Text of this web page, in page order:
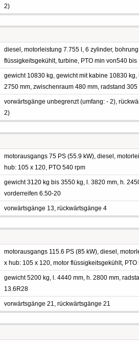
2)
diesel, motorleistung 7.755 l, 6 zylinder,
flüssigkeitsgekühlt, turbine, PTO min von540
gewicht 10830 kg, gewicht mit kabine 10830 kg,
2750 mm, zwischenraum 480 mm, radstand
vorwärtsgänge unbegrenzt (umfang: - 2),
2)
motorausgangs 75 PS (55.9 kW), diesel,
hub: 105 x 120, PTO 540 rpm
gewicht 3120 kg bis 3550 kg, l. 3820 mm, h.
vorderreifen 6.50-20
vorwärtsgänge 13, rückwärtsgänge 4
motorausgangs 115.6 PS (85 kW), diesel,
x hub: 105 x 120, motor flüssigkeitsgekühlt, PTO
gewicht 5200 kg, l. 4440 mm, h. 2800 mm,
13.6R28
vorwärtsgänge 21, rückwärtsgänge 21